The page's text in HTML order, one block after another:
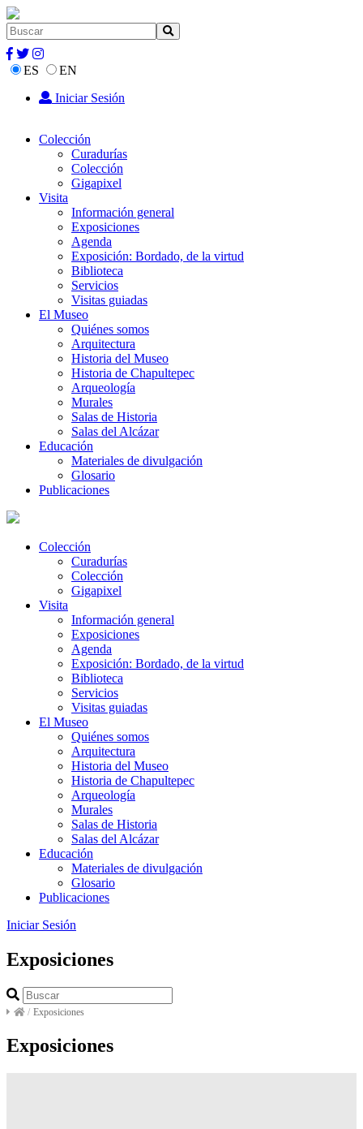
ES
EN
Iniciar Sesión
Colección
Curadurías
Colección
Gigapixel
Visita
Información general
Exposiciones
Agenda
Exposición: Bordado, de la virtud
Biblioteca
Servicios
Visitas guiadas
El Museo
Quiénes somos
Arquitectura
Historia del Museo
Historia de Chapultepec
Arqueología
Murales
Salas de Historia
Salas del Alcázar
Educación
Materiales de divulgación
Glosario
Publicaciones
Colección
Curadurías
Colección
Gigapixel
Visita
Información general
Exposiciones
Agenda
Exposición: Bordado, de la virtud
Biblioteca
Servicios
Visitas guiadas
El Museo
Quiénes somos
Arquitectura
Historia del Museo
Historia de Chapultepec
Arqueología
Murales
Salas de Historia
Salas del Alcázar
Educación
Materiales de divulgación
Glosario
Publicaciones
Iniciar Sesión
Exposiciones
/ Exposiciones
Exposiciones